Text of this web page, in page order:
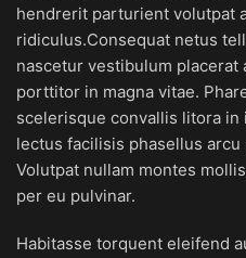
hendrerit parturient volutpat
ridiculus.Consequat netus
nascetur vestibulum
porttitor in magna vitae.
scelerisque convallis litora in
lectus facilisis phasellus
Volutpat nullam montes
per eu pulvinar.
Habitasse torquent eleifend